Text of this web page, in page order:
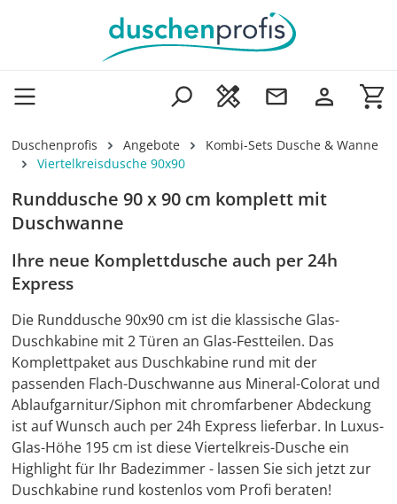
Zum Hauptinhalt springen
Duschenprofis Angebote
Kombi-Sets Dusche & Wanne
Viertelkreisdusche 90x90
Runddusche 90 x 90 cm komplett mit
Duschwanne
Ihre neue Komplettdusche auch per 24h
Express
Die Runddusche 90x90 cm ist die klassische Glas-
Duschkabine mit 2 Türen an Glas-Festteilen. Das
Komplettpaket aus Duschkabine rund mit der
passenden Flach-Duschwanne aus Mineral-Colorat und
Ablaufgarnitur/Siphon mit chromfarbener Abdeckung
ist auf Wunsch auch per 24h Express lieferbar. In Luxus-
Glas-Höhe 195 cm ist diese Viertelkreis-Dusche ein
Highlight für Ihr Badezimmer - lassen Sie sich jetzt zur
Duschkabine rund kostenlos vom Profi beraten!